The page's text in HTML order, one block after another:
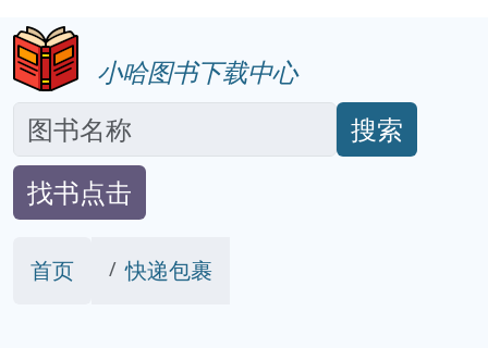
小哈图书下载中心
搜索
找书点击
首页 快递包裹